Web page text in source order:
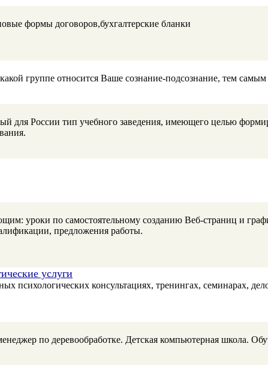
формы договоров,бухгалтерские бланки
группе относится Ваше сознание-подсознание, тем
для России тип учебного заведения, имеющего целью
уроки по самостоятельному созданию Веб-страниц и
предложения работы.
услуги
психологических консультациях, тренингах, семинарах,
по деревообработке. Детская компьютерная школа.